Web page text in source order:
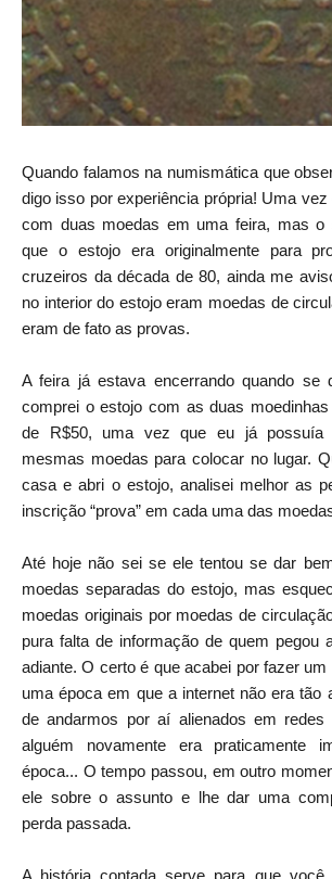
Quando falamos na numismática que
digo isso por experiência própria! Uma
com duas moedas em uma feira, mas o
que o estojo era originalmente para
cruzeiros da década de 80, ainda me
no interior do estojo eram moedas de
eram de fato as provas.
A feira já estava encerrando quando se
comprei o estojo com as duas
de R$50, uma vez que eu já possuía
mesmas moedas para colocar no lugar.
casa e abri o estojo, analisei melhor as
inscrição “prova” em cada uma das
Até hoje não sei se ele tentou se dar
moedas separadas do estojo, mas
moedas originais por moedas de
pura falta de informação de quem pegou
adiante. O certo é que acabei por fazer
uma época em que a internet não era tão
de andarmos por aí alienados em redes
alguém novamente era praticamente
época... O tempo passou, em outro
ele sobre o assunto e lhe dar uma
perda passada.